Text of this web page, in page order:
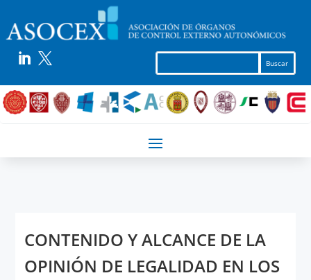
 
CONTENIDO Y ALCANCE DE LA
OPINIÓN DE LEGALIDAD EN LOS